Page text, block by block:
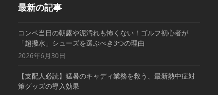
最新の記事
コンペ当日の朝露や泥汚れも怖くない！ゴルフ初心者が
「超撥水」シューズを選ぶべき3つの理由
2026年6月30日
【支配人必読】猛暑のキャディ業務を救う、最新熱中症対
策グッズの導入効果